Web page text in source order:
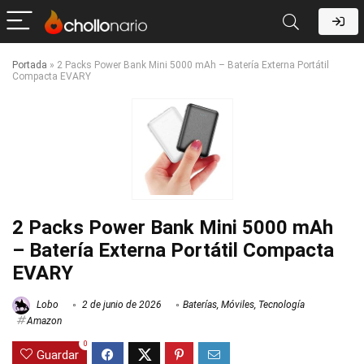
Portada » 2 Packs Power Bank Mini 5000 mAh – Batería Externa Portátil
Compacta EVARY
2 Packs Power Bank Mini 5000 mAh
– Batería Externa Portátil Compacta
EVARY
Lobo 2 de junio de 2026 Baterías, Móviles, Tecnología
Amazon
Guardar
0